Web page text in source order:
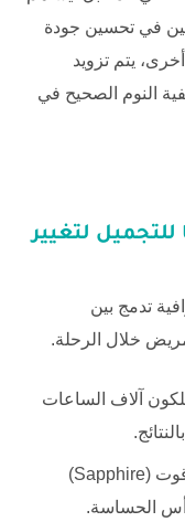
في تحسين جودة
يتم تزويد
النوم الصحيح في
للتجميل لتغيير
تدمج بين
خلال الرحلة.
آلاف الساعات
استخدام رؤوس الياقوت (Sapphire)
الحساسة.